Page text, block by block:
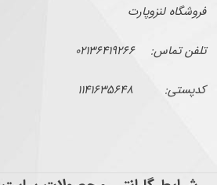
فروشگاه لنزوپارت
تلفن تماس: ۰۲۱۳۶۴۱۹۲۶۶
کدپستی: ۱۱۴۱۶۳۵۶۴۸